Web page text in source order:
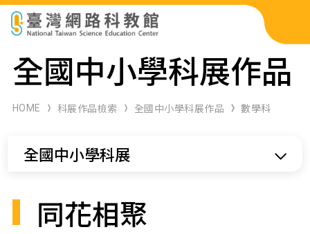
科展作品檢索
科學研習月刊
全國中小學科展作品
HOME 科展作品檢索 全國中小學科展作品 數學科
全國中小學科展
同花相聚